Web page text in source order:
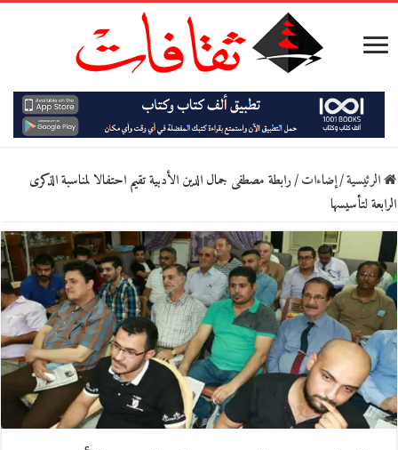
الرئيسية/إضاءات/رابطة مصطفى جمال الدين الأدبية تقيم احتفالا لمناسبة الذكرى
الرابعة لتأسيسها